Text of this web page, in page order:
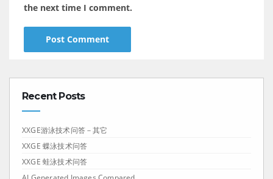
the next time I comment.
Recent Posts
XXGE游泳技术问答－其它
XXGE 蝶泳技术问答
XXGE 蛙泳技术问答